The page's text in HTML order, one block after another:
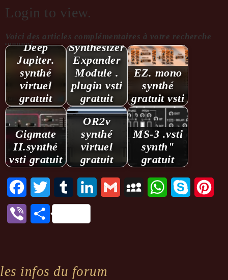
Login to view.
Voici des articles complémentaires à votre recherche
...........:Deep
Jupiter.
synthé
virtuel
gratuit
Synthesizer
Expander
Module .
plugin vsti
gratuit
EZ. mono
synthé
gratuit vsti
Gigmate
II.synthé
vsti gratuit
OR2v
synthé
virtuel
gratuit
MS-3 .vsti
synth"
gratuit
FacebookTwitter Tumblr LinkedInGmail MySpaceWhatsAppSkype
Viber Partager
les infos du forum